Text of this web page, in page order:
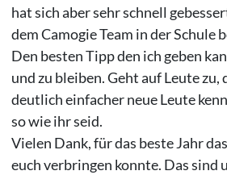
hat sich aber sehr schnell
dem Camogie Team in der Schule
Den besten Tipp den ich geben
und zu bleiben. Geht auf Leute zu,
deutlich einfacher neue Leute
so wie ihr seid.
Vielen Dank, für das beste Jahr
euch verbringen konnte. Das sind